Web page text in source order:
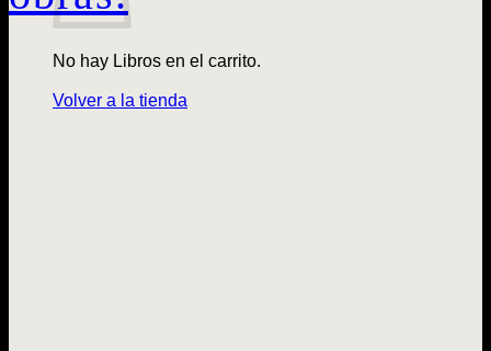
No hay Libros en el carrito.
Volver a la tienda